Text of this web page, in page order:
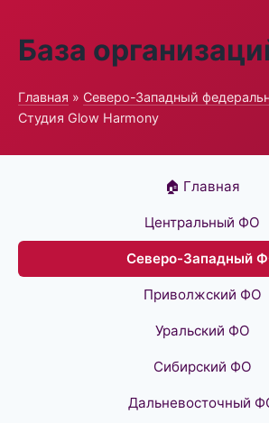
База
Главная » Северо-Западный
Студия Glow Harmony
🏠 Главная
Центральный ФО
Северо-Западный
Приволжский ФО
Уральский ФО
Сибирский ФО
Дальневосточный